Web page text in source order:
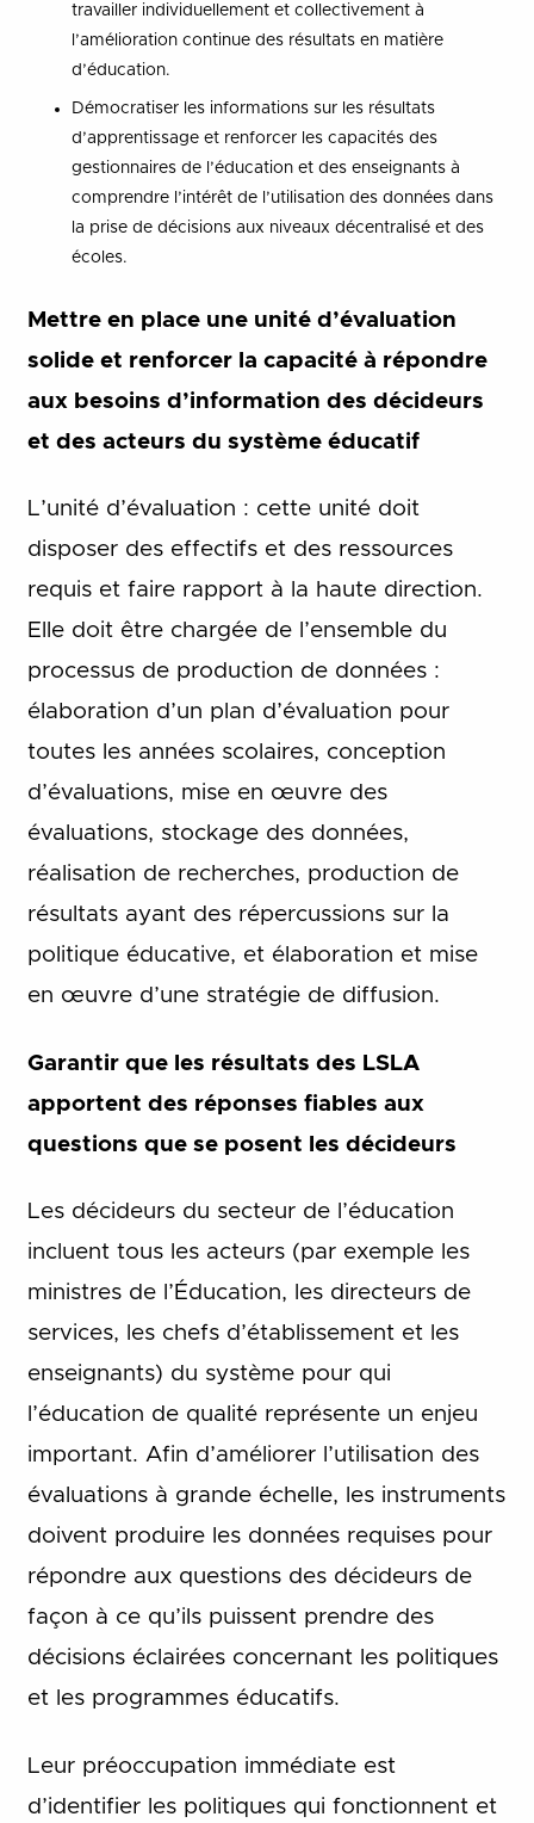
travailler individuellement et collectivement à
l’amélioration continue des résultats en matière
d’éducation.
Démocratiser les informations sur les résultats
d’apprentissage et renforcer les capacités des
gestionnaires de l’éducation et des enseignants à
comprendre l’intérêt de l’utilisation des données dans
la prise de décisions aux niveaux décentralisé et des
écoles.
Mettre en place une unité d’évaluation
solide et renforcer la capacité à répondre
aux besoins d’information des décideurs
et des acteurs du système éducatif
L’unité d’évaluation : cette unité doit
disposer des effectifs et des ressources
requis et faire rapport à la haute direction.
Elle doit être chargée de l’ensemble du
processus de production de données :
élaboration d’un plan d’évaluation pour
toutes les années scolaires, conception
d’évaluations, mise en œuvre des
évaluations, stockage des données,
réalisation de recherches, production de
résultats ayant des répercussions sur la
politique éducative, et élaboration et mise
en œuvre d’une stratégie de diffusion.
Garantir que les résultats des LSLA
apportent des réponses fiables aux
questions que se posent les décideurs
Les décideurs du secteur de l’éducation
incluent tous les acteurs (par exemple les
ministres de l’Éducation, les directeurs de
services, les chefs d’établissement et les
enseignants) du système pour qui
l’éducation de qualité représente un enjeu
important. Afin d’améliorer l’utilisation des
évaluations à grande échelle, les instruments
doivent produire les données requises pour
répondre aux questions des décideurs de
façon à ce qu’ils puissent prendre des
décisions éclairées concernant les politiques
et les programmes éducatifs.
Leur préoccupation immédiate est
d’identifier les politiques qui fonctionnent et